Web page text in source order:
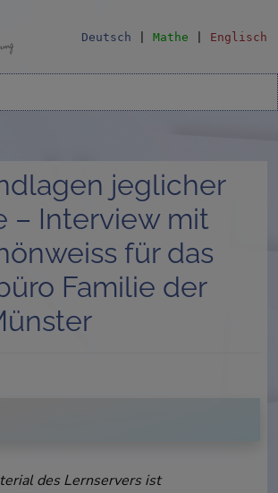
Deutsch Mathe Englisch
jeglicher
– Interview mit
für das
Familie der
des Lernservers ist